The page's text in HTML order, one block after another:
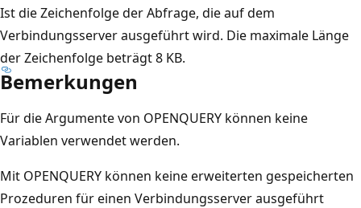
Ist die Zeichenfolge der Abfrage, die auf dem
Verbindungsserver ausgeführt wird. Die maximale Länge
der Zeichenfolge beträgt 8 KB.
Bemerkungen
Für die Argumente von OPENQUERY können keine
Variablen verwendet werden.
Mit OPENQUERY können keine erweiterten gespeicherten
Prozeduren für einen Verbindungsserver ausgeführt